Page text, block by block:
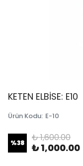
KETEN ELBİSE: E10
Ürün Kodu: E-10
%38 ₺ 1,600.00
₺ 1,000.00